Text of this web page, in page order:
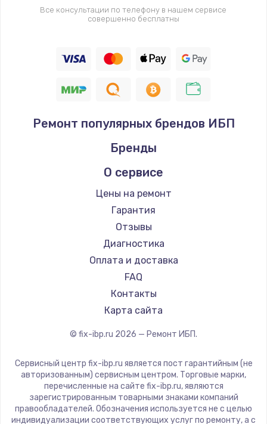
Все консультации по телефону в нашем сервисе
совершенно бесплатны
Ремонт популярных брендов ИБП
Бренды
О сервисе
Цены на ремонт
Гарантия
Отзывы
Диагностика
Оплата и доставка
FAQ
Контакты
Карта сайта
© fix-ibp.ru 2026 — Ремонт ИБП.
Сервисный центр fix-ibp.ru является пост гарантийным (не
авторизованным) сервисным центром. Торговые марки,
перечисленные на сайте fix-ibp.ru, являются
зарегистрированным товарными знаками компаний
правообладателей. Обозначения используется не с целью
индивидуализации соответствующих услуг по ремонту, а с